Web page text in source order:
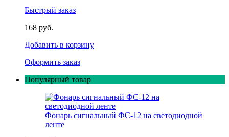
Быстрый заказ
168 руб.
Добавить в корзину
Оформить заказ
Популярный товар
Фонарь сигнальный ФС-12 на светодиодной
ленте